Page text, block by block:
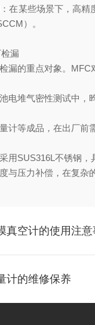
在某些场景下，高
）。
漏
漏的重点对象。MFC
电堆气密性测试中，
计等成品，在出厂前
用SUS316L不锈钢
与压力补偿，在复杂
真空计的使用注意
计的维修保养